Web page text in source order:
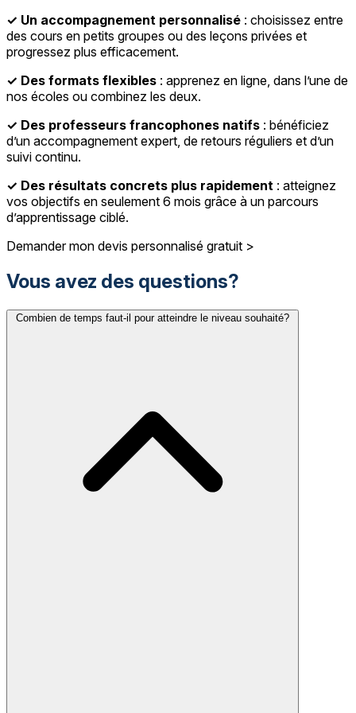
✓ Un accompagnement personnalisé : choisissez entre
des cours en petits groupes ou des leçons privées et
progressez plus efficacement.
✓ Des formats flexibles : apprenez en ligne, dans l’une de
nos écoles ou combinez les deux.
✓ Des professeurs francophones natifs : bénéficiez
d’un accompagnement expert, de retours réguliers et d’un
suivi continu.
✓ Des résultats concrets plus rapidement : atteignez
vos objectifs en seulement 6 mois grâce à un parcours
d’apprentissage ciblé.
Demander mon devis personnalisé gratuit >
Vous avez des questions?
Combien de temps faut-il pour atteindre le niveau souhaité?